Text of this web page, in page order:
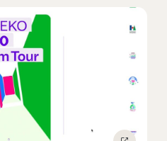
#デザイン
#サイトレビュー
#コミュニティ